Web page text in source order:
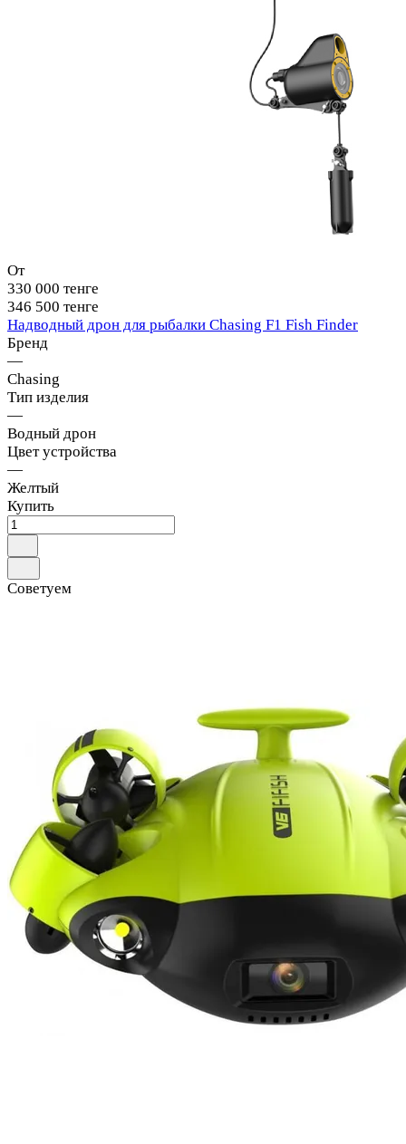
От
330 000 тенге
346 500 тенге
Надводный дрон для рыбалки Chasing F1 Fish Finder
Бренд
—
Chasing
Тип изделия
—
Водный дрон
Цвет устройства
—
Желтый
Купить
Советуем